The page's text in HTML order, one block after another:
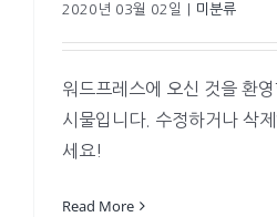
2020년 03월 02일 미분류
워드프레스에 오신 것을 환
시물입니다. 수정하거나 삭
세요!
Read More